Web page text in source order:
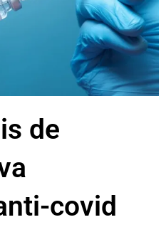
de
covid